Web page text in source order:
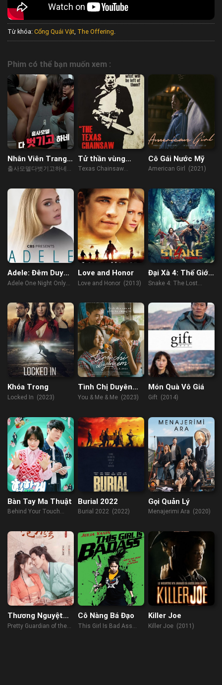
Từ khóa: Cổng Quái Vật, The Offering.
Phim có thể bạn muốn xem :
Nhân Viên Trang
Điểm Mới Vào
출사모델다벗기고하네
Tử thần vùng
Texas
Texas Chainsaw
Cô Gái Nước Mỹ
American Girl (2021)
Adele: Đêm Duy
Nhất
Adele One Night Only
Love and Honor
Love and Honor (2013)
Đại Xà 4: Thế Giới
Thất Lạc
Snake 4: The Lost
Khóa Trong
Locked In (2023)
Tình Chị Duyên
Em
You & Me & Me (2023)
Món Quà Vô Giá
Gift (2014)
Bàn Tay Ma Thuật
Behind Your Touch
Burial 2022
Burial 2022 (2022)
Gọi Quản Lý
Menajerimi Ara (2020)
Thương Nguyệt
Hội
Pretty Guardian of the
Cô Nàng Bá Đạo
This Girl Is Bad Ass
Killer Joe
Killer Joe (2011)